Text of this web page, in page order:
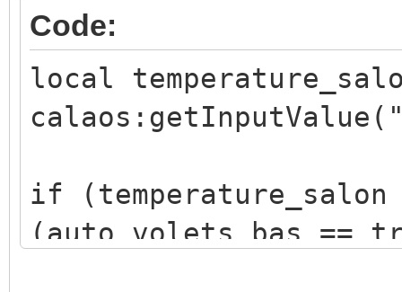
Code:
local
if (temperature_salon
(auto_volets_bas ==